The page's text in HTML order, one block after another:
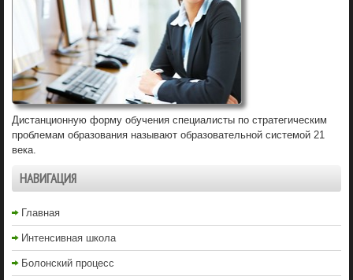
Дистанционную форму обучения специалисты по стратегическим
проблемам образования называют образовательной системой 21
века.
НАВИГАЦИЯ
Главная
Интенсивная школа
Болонский процесс